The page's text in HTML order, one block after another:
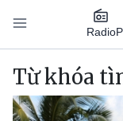
Nhảy đến nội dung
Radio
Main
Từ khóa